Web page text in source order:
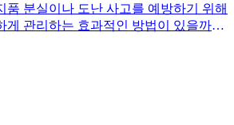
품 분실이나 도난 사고를 예방하기 위해
게 관리하는 효과적인 방법이 있을까